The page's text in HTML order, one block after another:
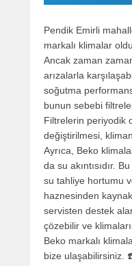
Pendik Emirli
markalı klimalar
Ancak zaman
arızalarla
soğutma
bunun sebebi
Filtrelerin periyodik
değiştirilmesi,
Ayrıca, Beko
da su akıntısıdır.
su tahliye hortumu
haznesinden
servisten destek
çözebilir ve
Beko markalı
bize ulaşabilirsiniz.